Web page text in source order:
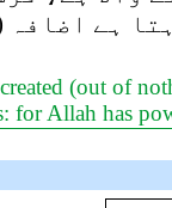
ہے اضافہ
(out of
for Allah has